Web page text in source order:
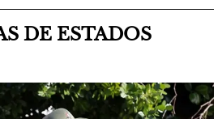
DE ESTADOS